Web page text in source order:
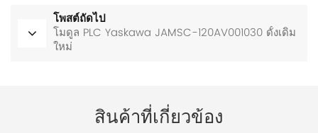
โพสต์ถัดไป
โมดูล PLC Yaskawa JAMSC-120AV001030 ดั้งเดิม
ใหม่
สินค้าที่เกี่ยวข้อง